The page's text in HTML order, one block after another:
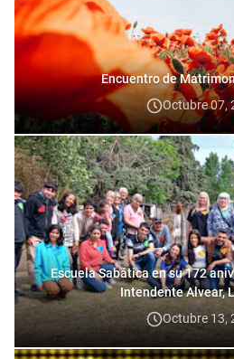
Encuentro de
Octubre 07,
Escuela Sabática en su 172
Intendente Alvear,
Octubre 13,